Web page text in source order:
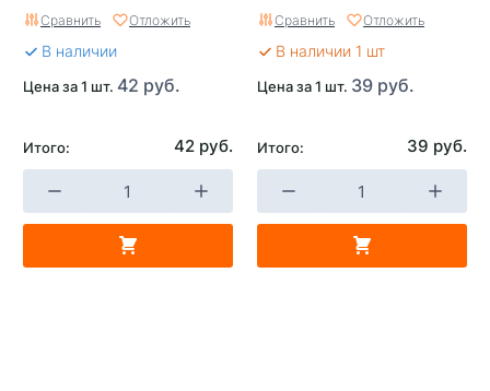
Сравнить Отложить
В наличии
Цена за 1 шт. 42 руб.
Итого: 42 руб.
Сравнить Отложить
В наличии 1 шт
Цена за 1 шт. 39 руб.
Итого: 39 руб.